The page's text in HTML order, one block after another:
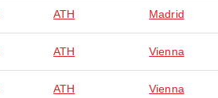
ATH Madrid
ATH Vienna
ATH Vienna